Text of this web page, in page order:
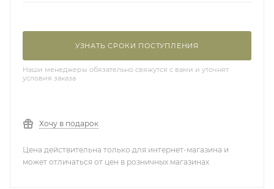
УЗНАТЬ СРОКИ ПОСТУПЛЕНИЯ
Наши менеджеры обязательно свяжутся с вами и уточнят
условия заказа
Хочу в подарок
Цена действительна только для интернет-магазина и
может отличаться от цен в розничных магазинах